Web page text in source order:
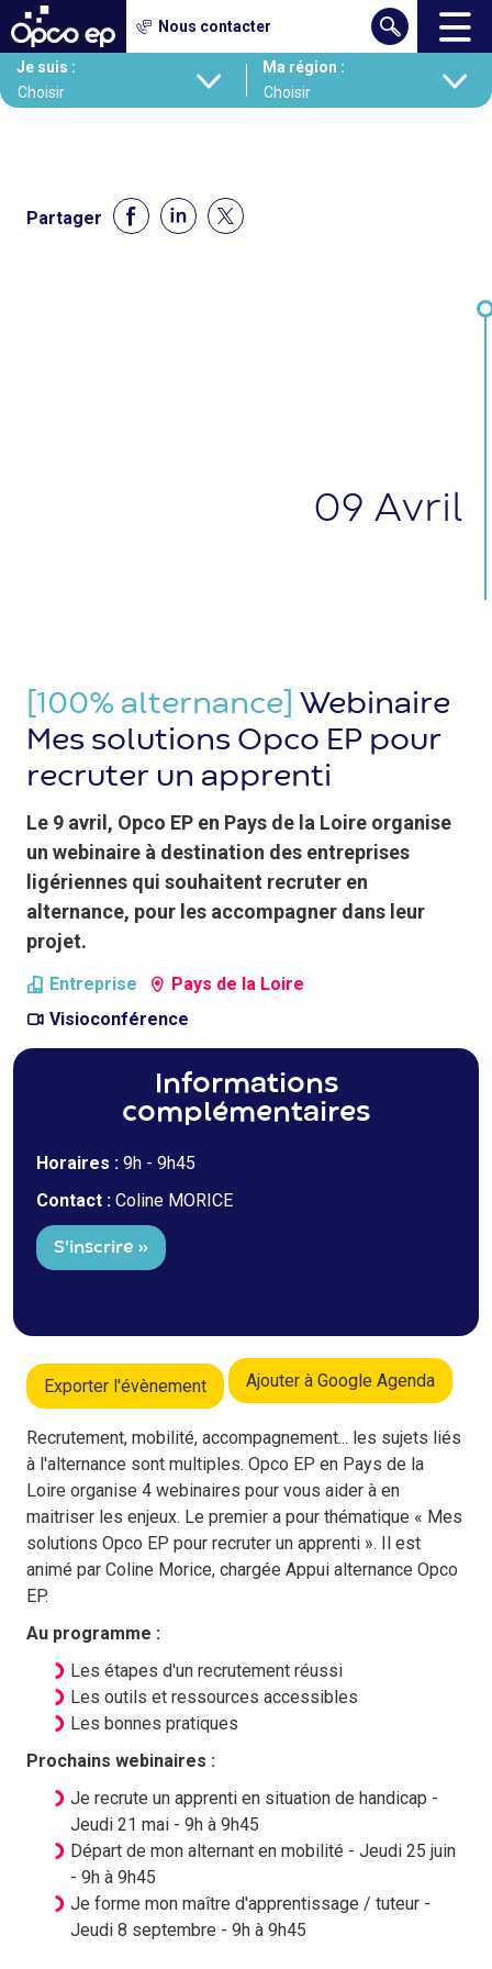
Gestion des cookies
Aller
contenu
Je suis : Ma région :
Nous contacter
Partager
09 Avril
[100% alternance]
Webinaire
Mes solutions Opco EP pour
recruter un apprenti
Le 9 avril, Opco EP en Pays de la Loire organise
un webinaire à destination des entreprises
ligériennes qui souhaitent recruter en
alternance, pour les accompagner dans leur
projet.
Entreprise
Pays de la Loire
Visioconférence
Informations
complémentaires
Horaires : 9h - 9h45
Contact : Coline MORICE
S'inscrire »
Exporter l'évènement Ajouter à Google Agenda
Recrutement, mobilité, accompagnement... les sujets liés
à l'alternance sont multiples. Opco EP en Pays de la
Loire organise 4 webinaires pour vous aider à en
maitriser les enjeux. Le premier a pour thématique « Mes
solutions Opco EP pour recruter un apprenti ». Il est
animé par Coline Morice, chargée Appui alternance Opco
EP.
Au programme :
Les étapes d'un recrutement réussi
Les outils et ressources accessibles
Les bonnes pratiques
Prochains webinaires :
Je recrute un apprenti en situation de handicap -
Jeudi 21 mai - 9h à 9h45
Départ de mon alternant en mobilité - Jeudi 25 juin
- 9h à 9h45
Je forme mon maître d'apprentissage / tuteur -
Jeudi 8 septembre - 9h à 9h45